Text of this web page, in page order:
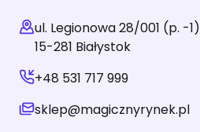
ul. Legionowa 28/001 (p. -1)
15-281 Białystok
+48 531 717 999
sklep@magicznyrynek.pl